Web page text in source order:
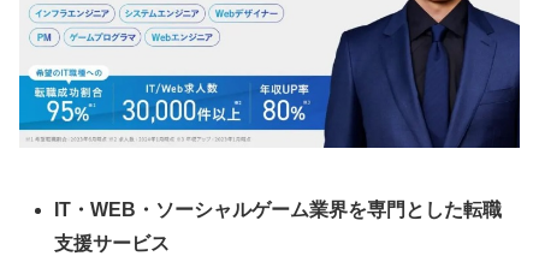
IT・WEB・ソーシャルゲーム業界を専門とした転職
支援サービス